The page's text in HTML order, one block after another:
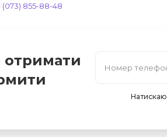
(073) 855-88-48
отримати